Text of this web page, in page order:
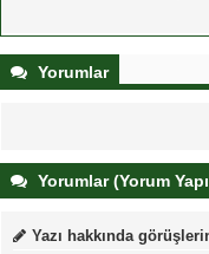
Yorumlar
Yorumlar (Yorum
Yazı hakkında